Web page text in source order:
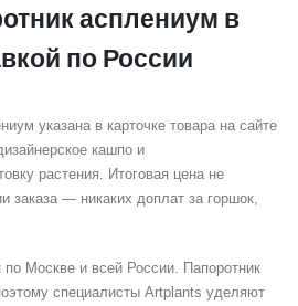
асплениум в
по России
указана в карточке товара на сайте
кашпо и
растения. Итоговая цена не
заказа — никаких доплат за горшок,
по Москве и всей России. Папоротник
специалисты Artplants уделяют